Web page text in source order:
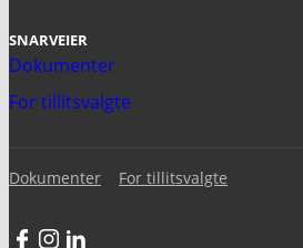
SNARVEIER
Dokumenter
For tillitsvalgte
Dokumenter For tillitsvalgte